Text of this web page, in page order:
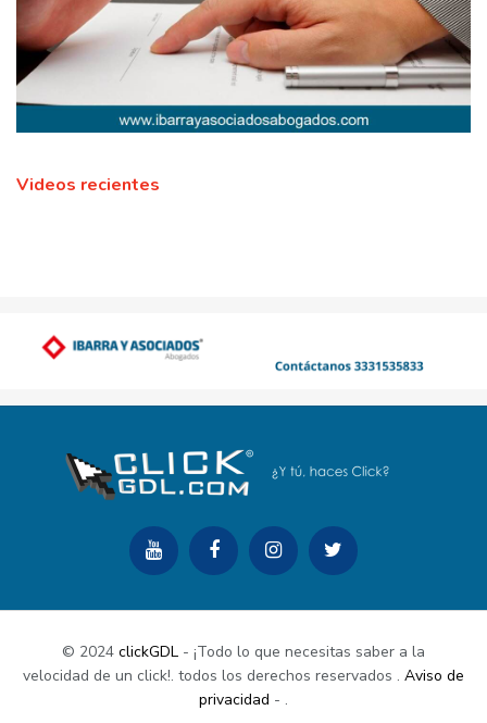
Videos recientes
© 2024 clickGDL - ¡Todo lo que necesitas saber a la
velocidad de un click!. todos los derechos reservados . Aviso de
privacidad - .